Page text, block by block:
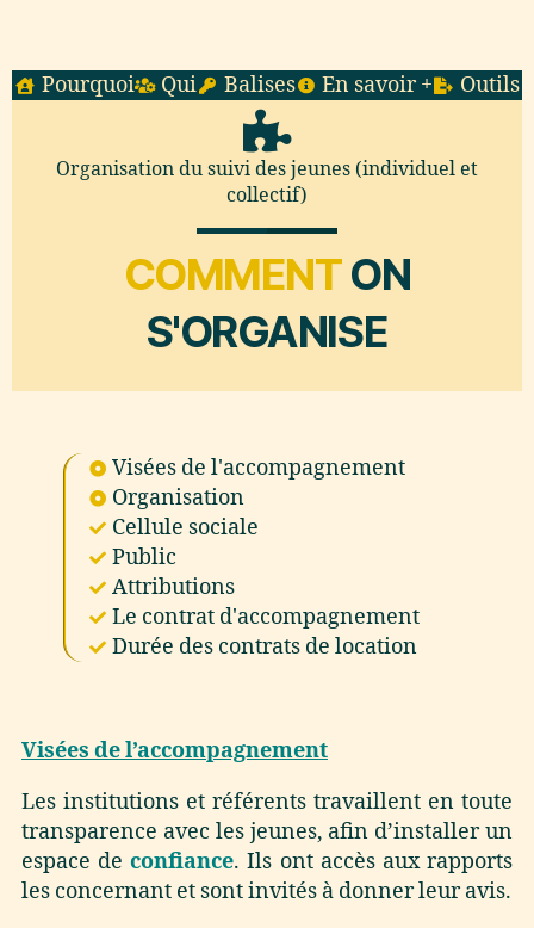
Pourquoi Qui Balises En savoir + Outils
Organisation du suivi des jeunes (individuel et
collectif)
COMMENTON
S'ORGANISE
Visées de l'accompagnement
Organisation
Cellule sociale
Public
Attributions
Le contrat d'accompagnement
Durée des contrats de location
Visées de l’accompagnement
Les institutions et référents travaillent en toute
transparence avec les jeunes, afin d’installer un
espace deconfiance. Ils ont accès aux rapports
les concernant et sont invités à donner leur avis.